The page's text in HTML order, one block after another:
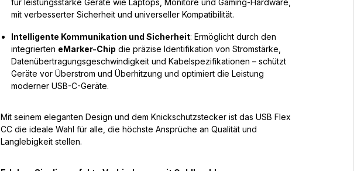
mit verbesserter Sicherheit und universeller Kompatibilität.
Intelligente Kommunikation und Sicherheit: Ermöglicht durch den
integrierten eMarker-Chip die präzise Identifikation von Stromstärke,
Datenübertragungsgeschwindigkeit und Kabelspezifikationen – schützt
Geräte vor Überstrom und Überhitzung und optimiert die Leistung
moderner USB-C-Geräte.
Mit seinem eleganten Design und dem Knickschutzstecker ist das USB Flex
CC die ideale Wahl für alle, die höchste Ansprüche an Qualität und
Langlebigkeit stellen.